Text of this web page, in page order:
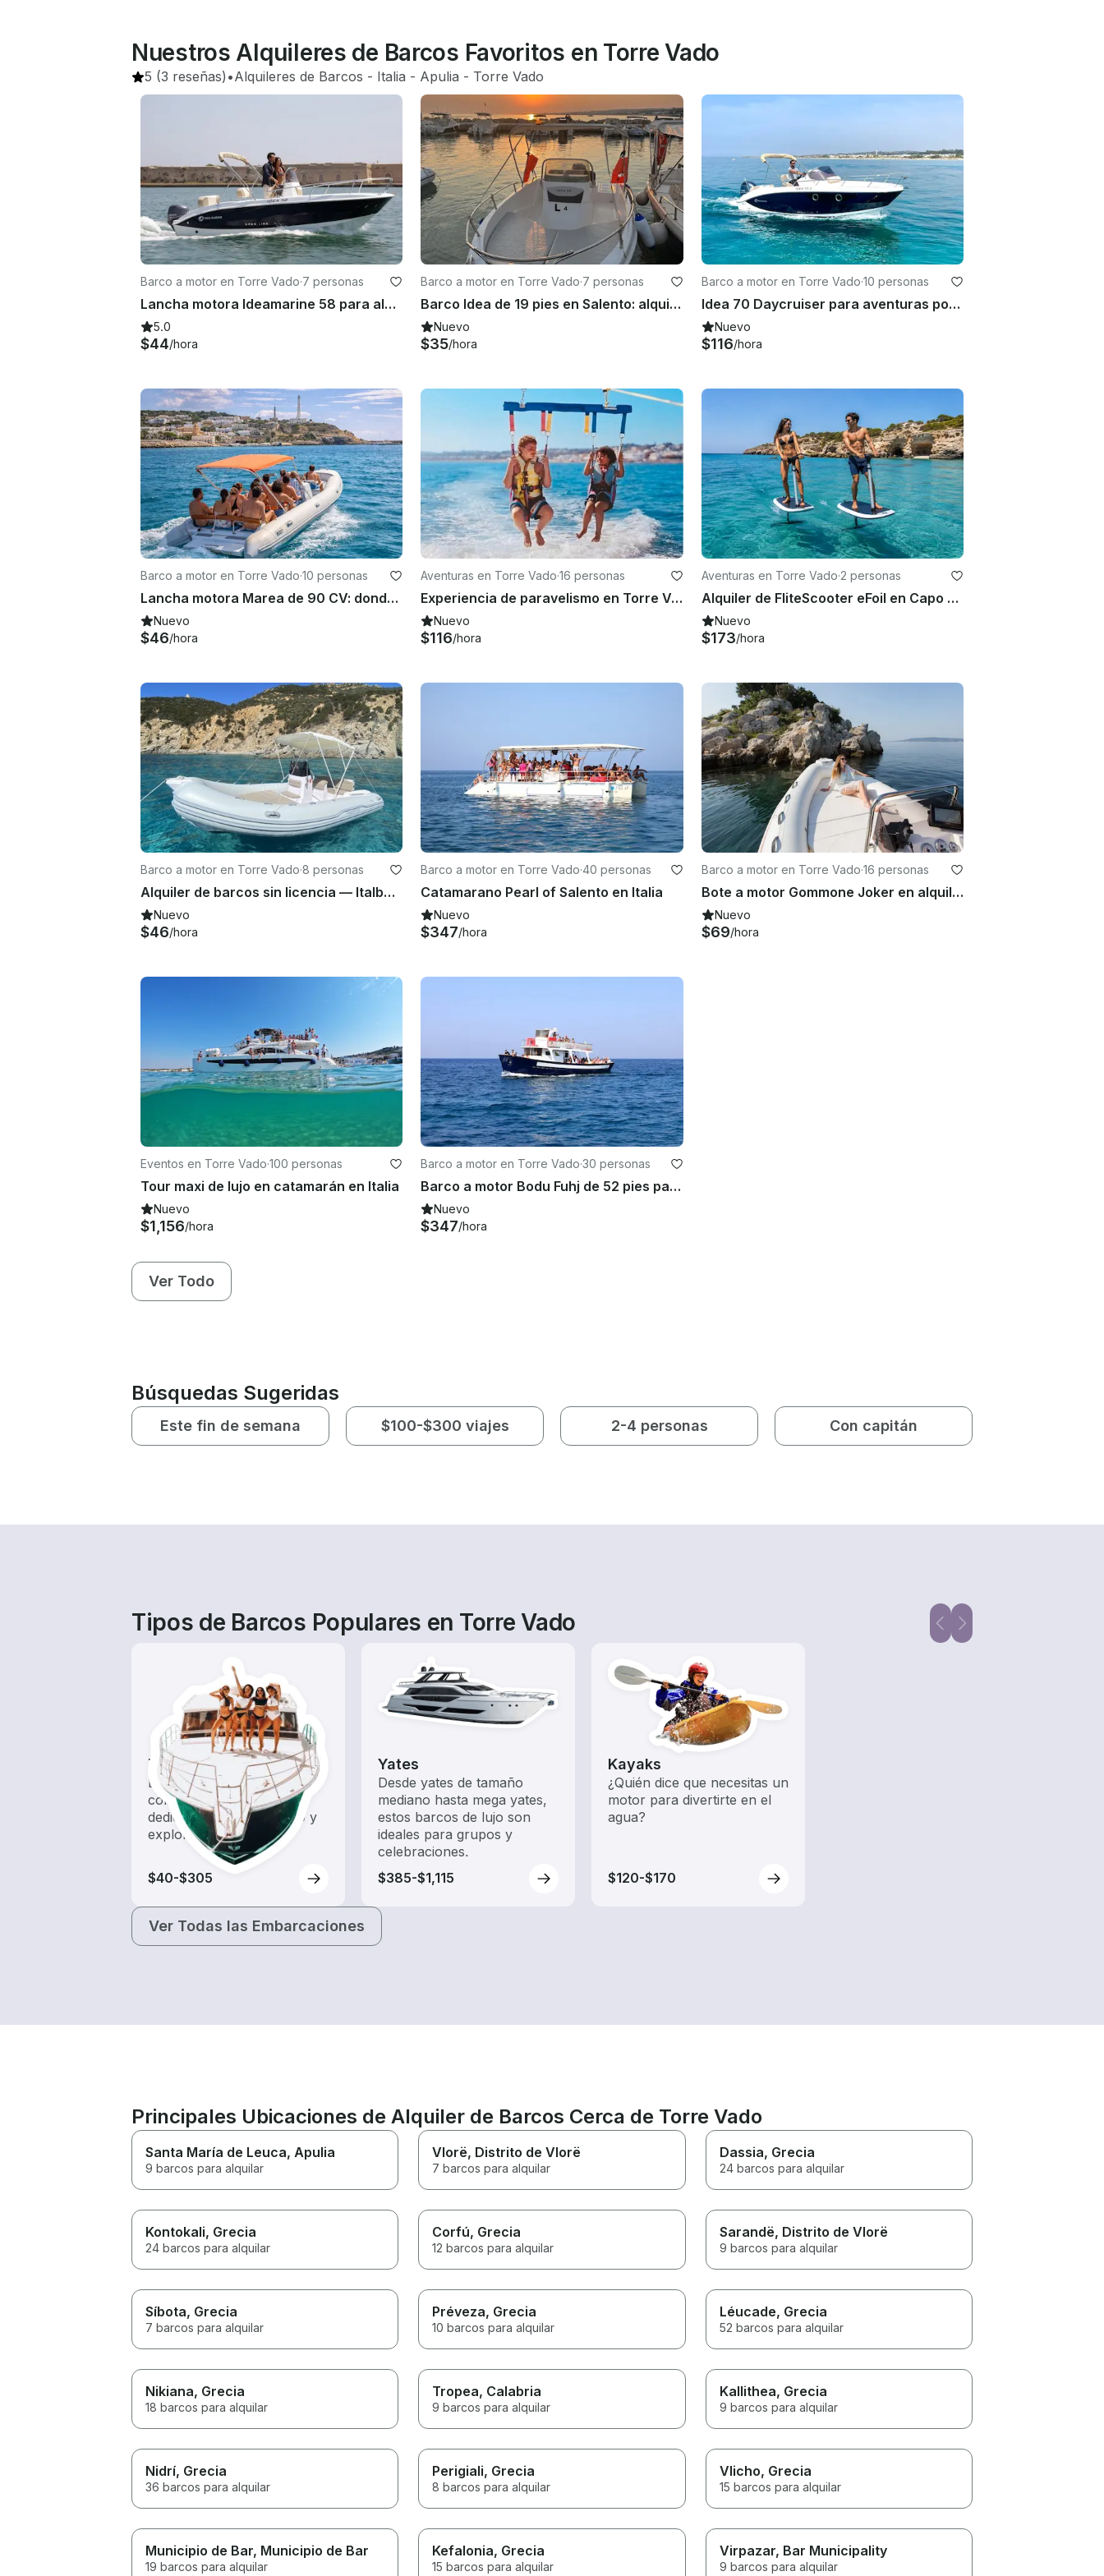
Nuestros Alquileres de Barcos Favoritos en Torre Vado
5 (3 reseñas) •Alquileres de Barcos - Italia - Apulia - Torre Vado
Barco a motor en Torre Vado·7 personas
Lancha motora Ideamarine 58 para alquilar en Italia
5.0
$44/hora
Barco a motor en Torre Vado·7 personas
Barco Idea de 19 pies en Salento: alquile con o sin licencia
Nuevo
$35/hora
Barco a motor en Torre Vado·10 personas
Idea 70 Daycruiser para aventuras por Italia
Nuevo
$116/hora
Barco a motor en Torre Vado·10 personas
Lancha motora Marea de 90 CV: donde el mar se encuentra con el amor | Explore Capo di Leuca
Nuevo
$46/hora
Aventuras en Torre Vado·16 personas
Experiencia de paravelismo en Torre Vado: vuela sobre las aguas cristalinas de Salento
Nuevo
$116/hora
Aventuras en Torre Vado·2 personas
Alquiler de FliteScooter eFoil en Capo di Leuca: vuelo silencioso sobre las aguas del Salento
Nuevo
$173/hora
Barco a motor en Torre Vado·8 personas
Alquiler de barcos sin licencia — Italboats Predator 540 en Torre Vado, Salento
Nuevo
$46/hora
Barco a motor en Torre Vado·40 personas
Catamarano Pearl of Salento en Italia
Nuevo
$347/hora
Barco a motor en Torre Vado·16 personas
Bote a motor Gommone Joker en alquiler para ver lo mejor de Italia
Nuevo
$69/hora
Eventos en Torre Vado·100 personas
Tour maxi de lujo en catamarán en Italia
Nuevo
$1,156/hora
Barco a motor en Torre Vado·30 personas
Barco a motor Bodu Fuhj de 52 pies para alquilar en la impresionante Italia
Nuevo
$347/hora
Ver Todo
Búsquedas Sugeridas
Este fin de semana $100-$300 viajes 2-4 personas Con capitán
Tipos de Barcos Populares en Torre Vado
Tours
Explora las aguas locales
con un alquiler de barco
dedicado a hacer turismo y
exploración.
$40-$305
Yates
Desde yates de tamaño
mediano hasta mega yates,
estos barcos de lujo son
ideales para grupos y
celebraciones.
$385-$1,115
Kayaks
¿Quién dice que necesitas un
motor para divertirte en el
agua?
$120-$170
Ver Todas las Embarcaciones
Principales Ubicaciones de Alquiler de Barcos Cerca de Torre Vado
Santa María de Leuca, Apulia
9 barcos para alquilar
Vlorë, Distrito de Vlorë
7 barcos para alquilar
Dassia, Grecia
24 barcos para alquilar
Kontokali, Grecia
24 barcos para alquilar
Corfú, Grecia
12 barcos para alquilar
Sarandë, Distrito de Vlorë
9 barcos para alquilar
Síbota, Grecia
7 barcos para alquilar
Préveza, Grecia
10 barcos para alquilar
Léucade, Grecia
52 barcos para alquilar
Nikiana, Grecia
18 barcos para alquilar
Tropea, Calabria
9 barcos para alquilar
Kallithea, Grecia
9 barcos para alquilar
Nidrí, Grecia
36 barcos para alquilar
Perigiali, Grecia
8 barcos para alquilar
Vlicho, Grecia
15 barcos para alquilar
Municipio de Bar, Municipio de Bar
19 barcos para alquilar
Kefalonia, Grecia
15 barcos para alquilar
Virpazar, Bar Municipality
9 barcos para alquilar